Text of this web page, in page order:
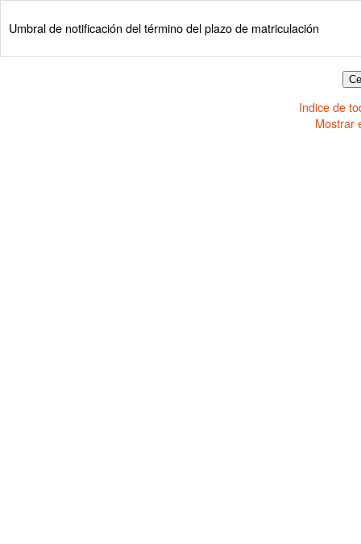
Umbral de notificación del término del plazo de matriculación
Indice de
Mostrar